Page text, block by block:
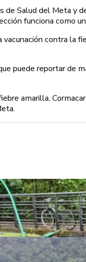
de Salud del Meta y
funciona como
contra la
puede reportar de
amarilla,
problema:
si no